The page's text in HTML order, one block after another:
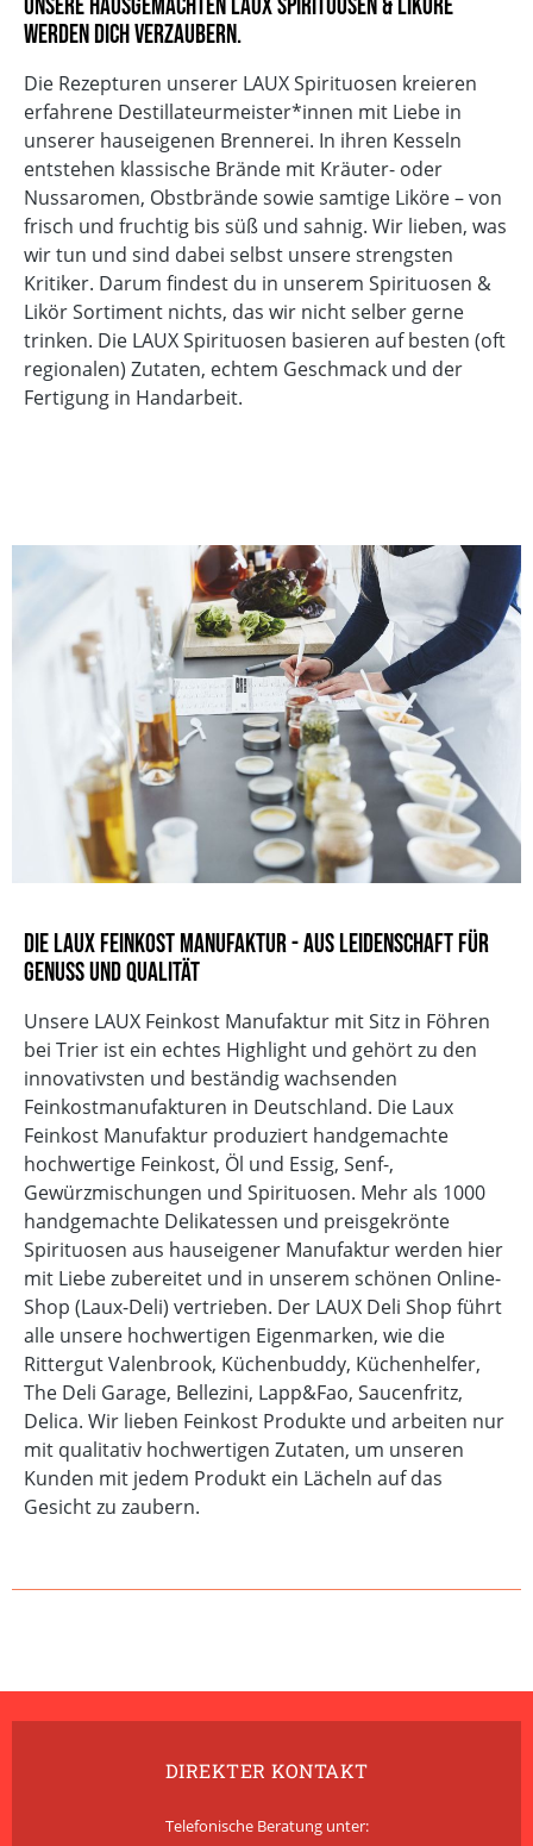
Alkoholgehalt
Ohne Palmöl
Laktosefrei
werden dich verzaubern.
Die Rezepturen unserer LAUX Spirituosen kreieren
erfahrene Destillateurmeister*innen mit Liebe in
unserer hauseigenen Brennerei. In ihren Kesseln
entstehen klassische Brände mit Kräuter- oder
Nussaromen, Obstbrände sowie samtige Liköre – von
frisch und fruchtig bis süß und sahnig. Wir lieben, was
wir tun und sind dabei selbst unsere strengsten
Kritiker. Darum findest du in unserem Spirituosen &
Likör Sortiment nichts, das wir nicht selber gerne
trinken. Die LAUX Spirituosen basieren auf besten (oft
regionalen) Zutaten, echtem Geschmack und der
Fertigung in Handarbeit.
Die LAUX Feinkost Manufaktur - Aus Leidenschaft für
Genuss und Qualität
Unsere LAUX Feinkost Manufaktur mit Sitz in Föhren
bei Trier ist ein echtes Highlight und gehört zu den
innovativsten und beständig wachsenden
Feinkostmanufakturen in Deutschland. Die Laux
Feinkost Manufaktur produziert handgemachte
hochwertige Feinkost, Öl und Essig, Senf-,
Gewürzmischungen und Spirituosen. Mehr als 1000
handgemachte Delikatessen und preisgekrönte
Spirituosen aus hauseigener Manufaktur werden hier
mit Liebe zubereitet und in unserem schönen Online-
Shop (Laux-Deli) vertrieben. Der LAUX Deli Shop führt
alle unsere hochwertigen Eigenmarken, wie die
Rittergut Valenbrook, Küchenbuddy, Küchenhelfer,
The Deli Garage, Bellezini, Lapp&Fao, Saucenfritz,
Delica. Wir lieben Feinkost Produkte und arbeiten nur
mit qualitativ hochwertigen Zutaten, um unseren
Kunden mit jedem Produkt ein Lächeln auf das
Gesicht zu zaubern.
DIREKTER KONTAKT
Telefonische Beratung unter: